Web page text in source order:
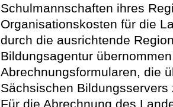
Schulmannschaften ihres
Organisationskosten für die
durch die ausrichtende
Bildungsagentur
Abrechnungsformularen, die
Sächsischen
Für die Abrechnung des